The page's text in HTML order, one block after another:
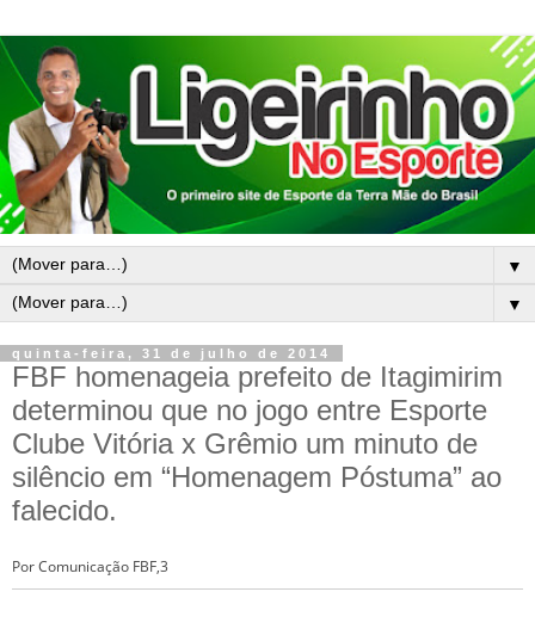
▼
▼
quinta-feira, 31 de julho de 2014
FBF homenageia prefeito de Itagimirim
determinou que no jogo entre Esporte
Clube Vitória x Grêmio um minuto de
silêncio em “Homenagem Póstuma” ao
falecido.
Por Comunicação FBF,3